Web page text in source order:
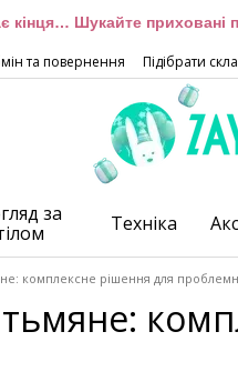
кінця… Шукайте
та повернення Підібрати
за
Техніка
комплексне рішення для